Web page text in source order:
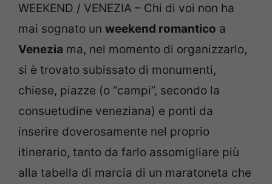
WEEKEND / VENEZIA – Chi di voi non ha
mai sognato un weekend romantico a
Venezia ma, nel momento di organizzarlo,
si è trovato subissato di monumenti,
chiese, piazze (o “campi”, secondo la
consuetudine veneziana) e ponti da
inserire doverosamente nel proprio
itinerario, tanto da farlo assomigliare più
alla tabella di marcia di un maratoneta che